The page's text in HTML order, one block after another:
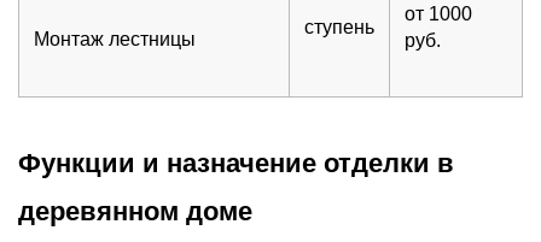
Монтаж лестницы
ступень
от 1000
руб.
Функции и назначение отделки в
деревянном доме